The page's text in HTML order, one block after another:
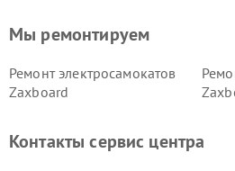
Мы ремонтируем
Ремонт электросамокатов
Zaxboard
Контакты сервис центра